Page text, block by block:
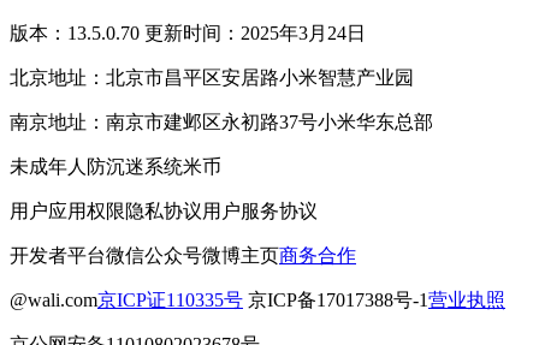
版本：13.5.0.70 更新时间：2025年3月24日
北京地址：北京市昌平区安居路小米智慧产业园
南京地址：南京市建邺区永初路37号小米华东总部
未成年人防沉迷系统米币
用户应用权限隐私协议用户服务协议
开发者平台微信公众号微博主页商务合作
@wali.com京ICP证110335号 京ICP备17017388号-1营业执照